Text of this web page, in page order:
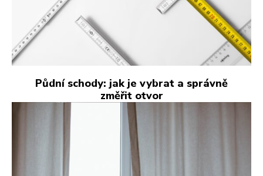
Půdní schody: jak je vybrat a správně
změřit otvor